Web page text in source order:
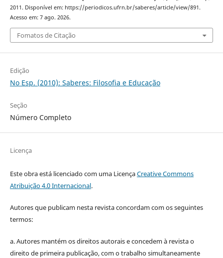
2011. Disponível em: https://periodicos.ufrn.br/saberes/article/view/891.
Acesso em: 7 ago. 2026.
Fomatos de Citação
Edição
No Esp. (2010): Saberes: Filosofia e Educação
Seção
Número Completo
Licença
Este obra está licenciado com uma LicençaCreative Commons
Atribuição 4.0 Internacional.
Autores que publicam nesta revista concordam com os seguintes
termos:
a. Autores mantém os direitos autorais e concedem à revista o
direito de primeira publicação, com o trabalho simultaneamente